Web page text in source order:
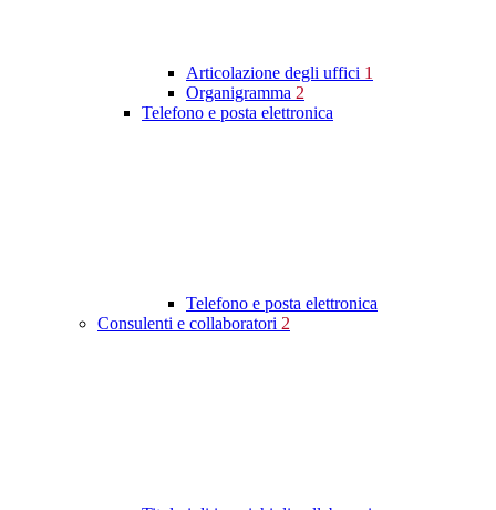
Articolazione degli uffici 1
Organigramma 2
Telefono e posta elettronica
Telefono e posta elettronica
Consulenti e collaboratori 2